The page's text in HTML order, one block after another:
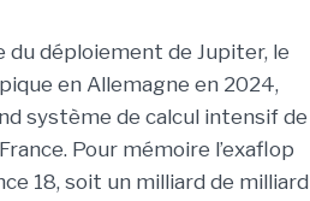
du déploiement de Jupiter, le
en Allemagne en 2024,
système de calcul intensif de
Pour mémoire l’exaflop
18, soit un milliard de milliard